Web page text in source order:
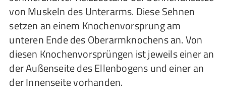
von Muskeln des Unterarms. Diese Sehnen
setzen an einem Knochenvorsprung am
unteren Ende des Oberarmknochens an. Von
diesen Knochenvorsprüngen ist jeweils einer an
der Außenseite des Ellenbogens und einer an
der Innenseite vorhanden.